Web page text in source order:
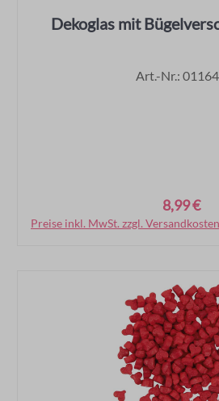
Dekoglas mit
Art.-Nr.:
8,99 €
Preise inkl. MwSt. zzgl. Versandkosten
In den